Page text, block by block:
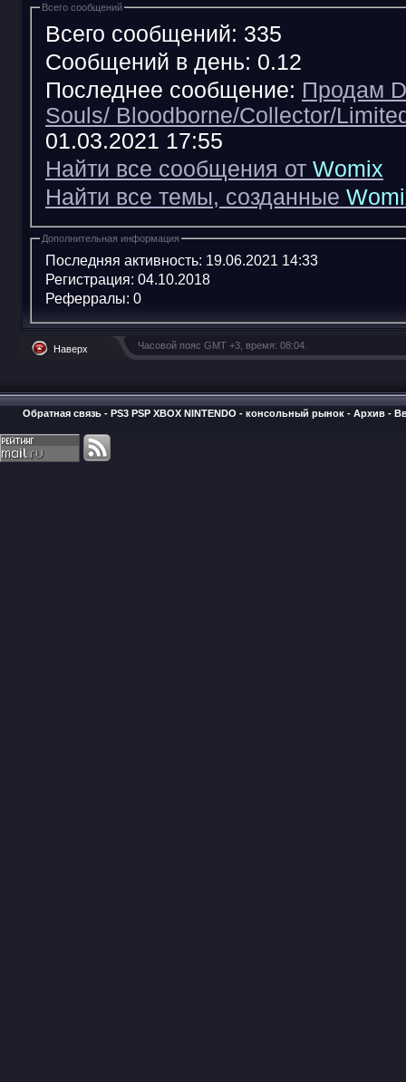
Всего сообщений
Всего сообщений: 335
Сообщений в день: 0.12
Последнее сообщение: Продам
Souls/ Bloodborne/Collector/
01.03.2021 17:55
Найти все сообщения от Womix
Найти все темы, созданные
Дополнительная информация
Последняя активность: 19.06.2021 14:33
Регистрация: 04.10.2018
Реферралы: 0
Наверх Часовой пояс GMT +3, время: 08:04
Обратная связь - PS3 PSP XBOX NINTENDO - консольный рынок - Архив -